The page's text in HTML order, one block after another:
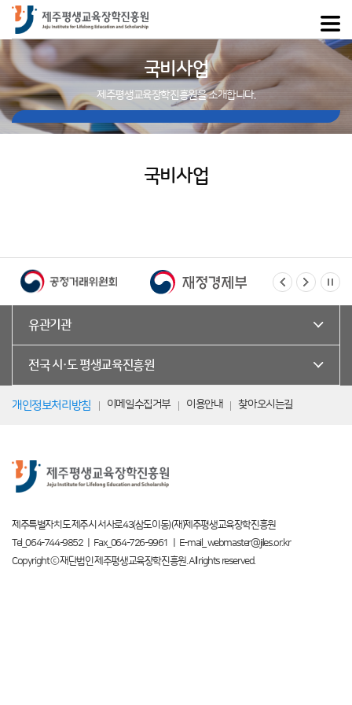
국비사업
제주평생교육장학진흥원을 소개합니다.
국비사업
유관기관
전국 시·도 평생교육진흥원
개인정보처리방침 이메일수집거부 이용안내 찾아오시는길
제주특별자치도 제주시 서사로43(삼도이동) (재)제주평생교육장학진흥원
Tel_064-744-9852 ㅣ Fax_064-726-9961 ㅣ E-mail_ webmaster@jiles.or.kr
Copyright ⓒ 재단법인 제주평생교육장학진흥원. All rights reserved.